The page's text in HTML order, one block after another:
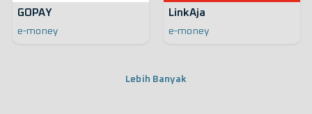
GOPAY
e-money
LinkAja
e-money
Lebih Banyak